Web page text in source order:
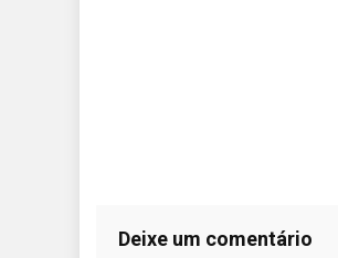
Deixe um comentário